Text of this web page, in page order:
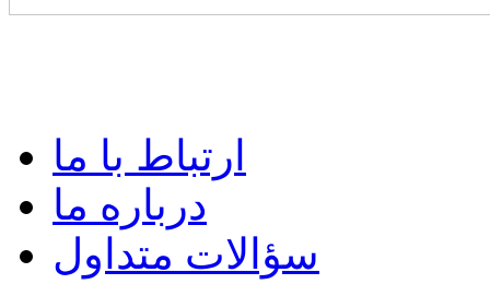
ارتباط با ما
درباره ما
سؤالات متداول